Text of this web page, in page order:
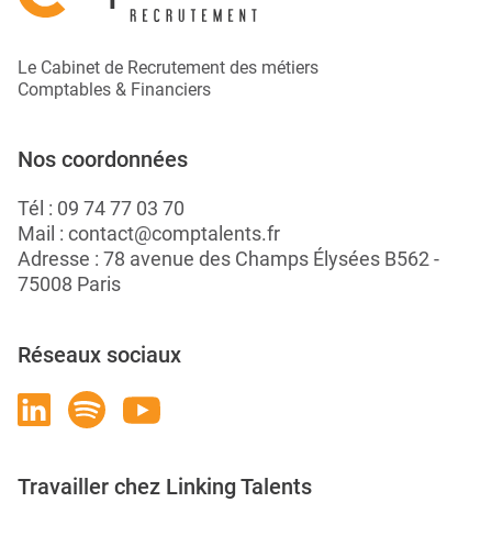
Le Cabinet de Recrutement des métiers
Comptables & Financiers
Nos coordonnées
Tél : 09 74 77 03 70
Mail : contact@comptalents.fr
Adresse : 78 avenue des Champs Élysées B562 -
75008 Paris
Réseaux sociaux
Travailler chez Linking Talents